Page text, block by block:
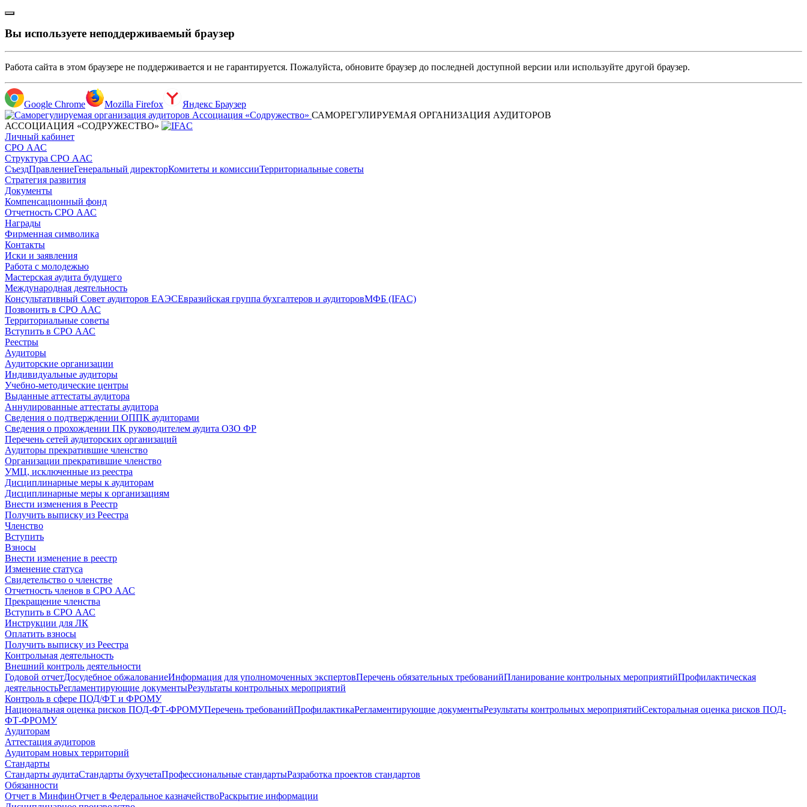
Вы используете неподдерживаемый браузер
Работа сайта в этом браузере не поддерживается и не гарантируется. Пожалуйста, обновите браузер до последней доступной версии или используйте другой браузер.
Google Chrome Mozilla Firefox
Яндекс Браузер
САМОРЕГУЛИРУЕМАЯ ОРГАНИЗАЦИЯ АУДИТОРОВ
АССОЦИАЦИЯ «СОДРУЖЕСТВО»
Личный кабинет
СРО ААС
Структура СРО ААС
СъездПравлениеГенеральный директорКомитеты и комиссииТерриториальные советы
Стратегия развития
Документы
Компенсационный фонд
Отчетность СРО ААС
Награды
Фирменная символика
Контакты
Иски и заявления
Работа с молодежью
Мастерская аудита будущего
Международная деятельность
Консультативный Совет аудиторов ЕАЭСЕвразийская группа бухгалтеров и аудиторовМФБ (IFAC)
Позвонить в СРО ААС
Территориальные советы
Вступить в СРО ААС
Реестры
Аудиторы
Аудиторские организации
Индивидуальные аудиторы
Учебно-методические центры
Выданные аттестаты аудитора
Аннулированные аттестаты аудитора
Сведения о подтверждении ОППК аудиторами
Сведения о прохождении ПК руководителем аудита ОЗО ФР
Перечень сетей аудиторских организаций
Аудиторы прекратившие членство
Организации прекратившие членство
УМЦ, исключенные из реестра
Дисциплинарные меры к аудиторам
Дисциплинарные меры к организациям
Внести изменения в Реестр
Получить выписку из Реестра
Членство
Вступить
Взносы
Внести изменение в реестр
Изменение статуса
Свидетельство о членстве
Отчетность членов в СРО ААС
Прекращение членства
Вступить в СРО ААС
Инструкции для ЛК
Оплатить взносы
Получить выписку из Реестра
Контрольная деятельность
Внешний контроль деятельности
Годовой отчетДосудебное обжалованиеИнформация для уполномоченных экспертовПеречень обязательных требованийПланирование контрольных мероприятийПрофилактическая
деятельностьРегламентирующие документыРезультаты контрольных мероприятий
Контроль в сфере ПОД/ФТ и ФРОМУ
Национальная оценка рисков ПОД-ФТ-ФРОМУПеречень требованийПрофилактикаРегламентирующие документыРезультаты контрольных мероприятийСекторальная оценка рисков ПОД-
ФТ-ФРОМУ
Аудиторам
Аттестация аудиторов
Аудиторам новых территорий
Стандарты
Стандарты аудитаСтандарты бухучетаПрофессиональные стандартыРазработка проектов стандартов
Обязанности
Отчет в МинфинОтчет в Федеральное казначействоРаскрытие информации